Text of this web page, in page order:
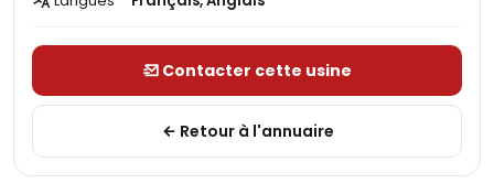
Contacter cette usine
Retour à l'annuaire